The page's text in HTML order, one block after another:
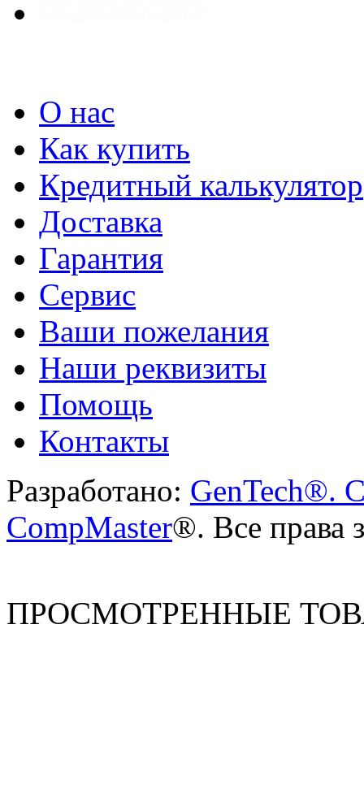
О нас
Как купить
Кредитный калькулятор
Доставка
Гарантия
Сервис
Ваши пожелания
Наши реквизиты
Помощь
Контакты
Разработано: GenTech®.
CompMaster®. Все права
ПРОСМОТРЕННЫЕ